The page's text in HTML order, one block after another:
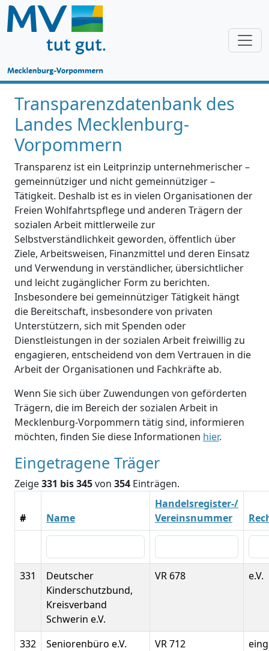
Transparenzdatenbank des
Landes Mecklenburg-
Vorpommern
Transparenz ist ein Leitprinzip unternehmerischer –
gemeinnütziger und nicht gemeinnütziger –
Tätigkeit. Deshalb ist es in vielen Organisationen der
Freien Wohlfahrtspflege und anderen Trägern der
sozialen Arbeit mittlerweile zur
Selbstverständlichkeit geworden, öffentlich über
Ziele, Arbeitsweisen, Finanzmittel und deren Einsatz
und Verwendung in verständlicher, übersichtlicher
und leicht zugänglicher Form zu berichten.
Insbesondere bei gemeinnütziger Tätigkeit hängt
die Bereitschaft, insbesondere von privaten
Unterstützern, sich mit Spenden oder
Dienstleistungen in der sozialen Arbeit freiwillig zu
engagieren, entscheidend von dem Vertrauen in die
Arbeit der Organisationen und Fachkräfte ab.
Wenn Sie sich über Zuwendungen von geförderten
Trägern, die im Bereich der sozialen Arbeit in
Mecklenburg-Vorpommern tätig sind, informieren
möchten, finden Sie diese Informationen hier.
Eingetragene Träger
Zeige331 bis 345von 354 Einträgen.
# Name
Handelsregister-/
Vereinsnummer
331
Deutscher
Kinderschutzbund,
Kreisverband
Schwerin e.V.
VR 678 e.V.
332
Seniorenbüro e.V.
VR 712